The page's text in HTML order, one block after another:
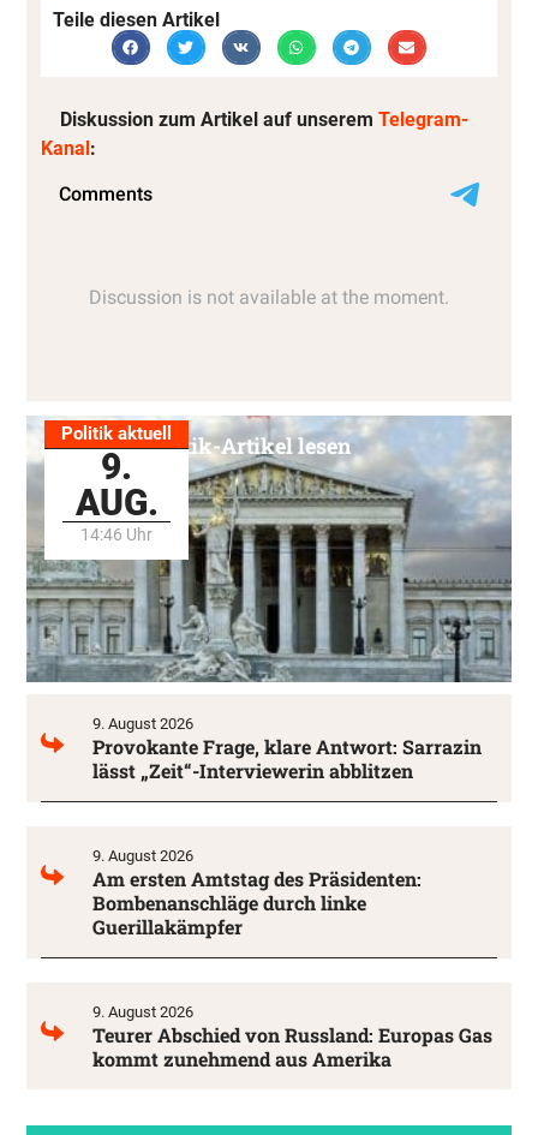
Teile diesen Artikel
Diskussion zum Artikel auf unserem Telegram-
Kanal :
Politik aktuell
9.
AUG.
14:46 Uhr
Alle Politik-Artikel lesen
9. August 2026
Provokante Frage, klare Antwort: Sarrazin
lässt „Zeit“-Interviewerin abblitzen
9. August 2026
Am ersten Amtstag des Präsidenten:
Bombenanschläge durch linke
Guerillakämpfer
9. August 2026
Teurer Abschied von Russland: Europas Gas
kommt zunehmend aus Amerika